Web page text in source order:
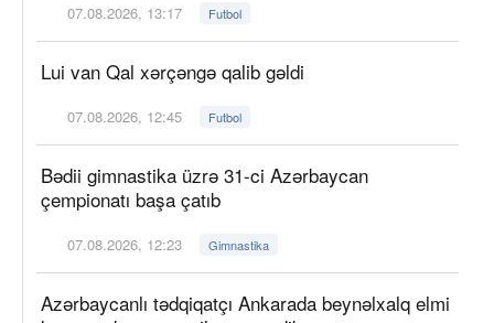
07.08.2026, 13:17 Futbol
Lui van Qal xərçəngə qalib gəldi
07.08.2026, 12:45 Futbol
Bədii gimnastika üzrə 31-ci Azərbaycan
çempionatı başa çatıb
07.08.2026, 12:23 Gimnastika
Azərbaycanlı tədqiqatçı Ankarada beynəlxalq elmi